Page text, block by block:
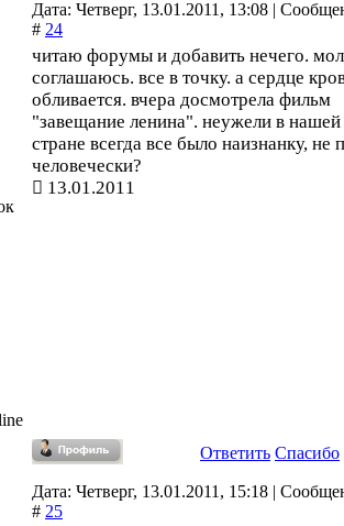
Дата: Четверг, 13.01.2011, 13:08 |
# 24
читаю форумы и добавить нечего.
соглашаюсь. все в точку. а сердце
обливается. вчера досмотрела фильм
"завещание ленина". неужели в нашей
стране всегда все было наизнанку, не
человечески?
13.01.2011
Ответить Спасибо
Дата: Четверг, 13.01.2011, 15:18 |
# 25